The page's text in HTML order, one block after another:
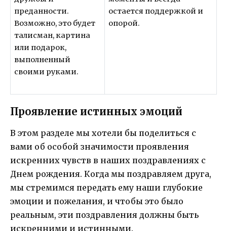
преданности.
Возможно, это будет
талисман, картина
или подарок,
выполненный
своими руками.
остается поддержкой и
опорой.
Проявление истинных эмоций
В этом разделе мы хотели бы поделиться с
вами об особой значимости проявления
искренних чувств в наших поздравлениях с
Днем рождения. Когда мы поздравляем друга,
мы стремимся передать ему наши глубокие
эмоции и пожелания, и чтобы это было
реальным, эти поздравления должны быть
искренними и истинными.